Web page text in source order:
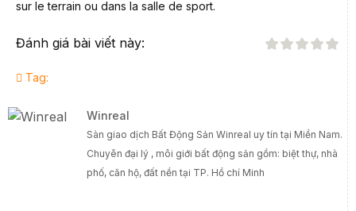
sur le terrain ou dans la salle de sport.
Đánh giá bài viết này:
Tag:
Winreal
Sàn giao dịch Bất Động Sản Winreal uy tín tại Miền Nam.
Chuyên đại lý , môi giới bất động sản gồm: biệt thự, nhà
phố, căn hộ, đất nền tại TP. Hồ chí Minh